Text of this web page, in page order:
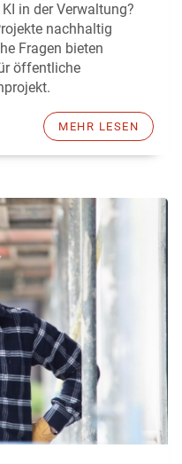
in der Verwaltung?
nachhaltig
Fragen bieten
öffentliche
MEHR LESEN